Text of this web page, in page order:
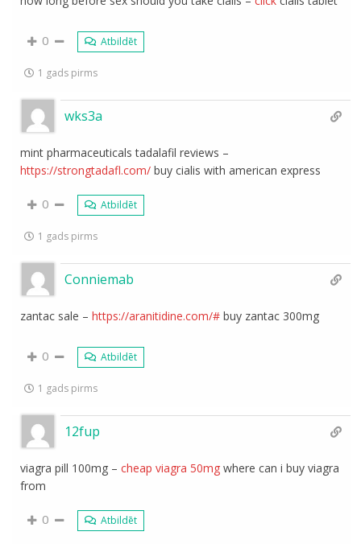
0 Atbildēt
1 gads pirms
wks3a
mint pharmaceuticals tadalafil reviews –
https://strongtadafl.com/ buy cialis with american express
0 Atbildēt
1 gads pirms
Conniemab
zantac sale –https://aranitidine.com/# buy zantac 300mg
0 Atbildēt
1 gads pirms
12fup
viagra pill 100mg –cheap viagra 50mg where can i buy viagra
from
0 Atbildēt